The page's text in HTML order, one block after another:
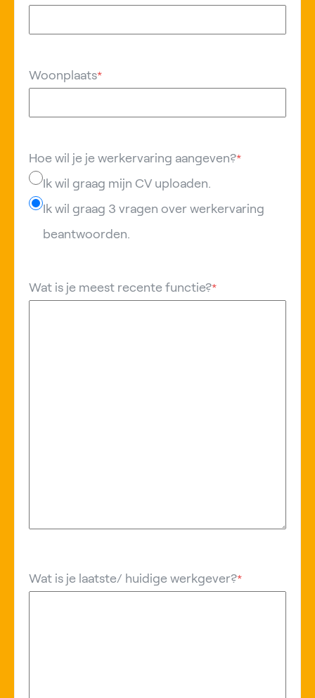
Woonplaats*
Hoe wil je je werkervaring aangeven?*
Ik wil graag mijn CV uploaden.
Ik wil graag 3 vragen over werkervaring
beantwoorden.
Wat is je meest recente functie?*
Wat is je laatste/ huidige werkgever?*